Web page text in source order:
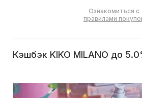
Ознакомиться с
правилами
Кэшбэк KIKO MILANO до